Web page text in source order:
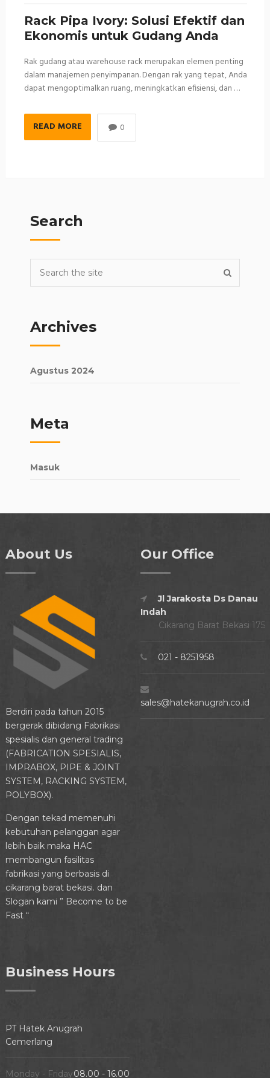
Rack Pipa Ivory: Solusi Efektif dan
Ekonomis untuk Gudang Anda
Rak gudang atau warehouse rack merupakan elemen penting
dalam manajemen penyimpanan. Dengan rak yang tepat, Anda
dapat mengoptimalkan ruang, meningkatkan efisiensi, dan …
READ MORE 0
Search
Archives
Agustus 2024
Meta
Masuk
About Us
Berdiri pada tahun 2015
bergerak dibidang Fabrikasi
spesialis dan general trading
(FABRICATION SPESIALIS,
IMPRABOX, PIPE & JOINT
SYSTEM, RACKING SYSTEM,
POLYBOX).
Dengan tekad memenuhi
kebutuhan pelanggan agar
lebih baik maka HAC
membangun fasilitas
fabrikasi yang berbasis di
cikarang barat bekasi. dan
Slogan kami ” Become to be
Fast “
Our Office
Jl Jarakosta Ds Danau
Indah
Cikarang Barat Bekasi
021 - 8251958
sales@hatekanugrah.co.id
Business Hours
PT Hatek Anugrah
Cemerlang
Monday - Friday08.00 - 16.00